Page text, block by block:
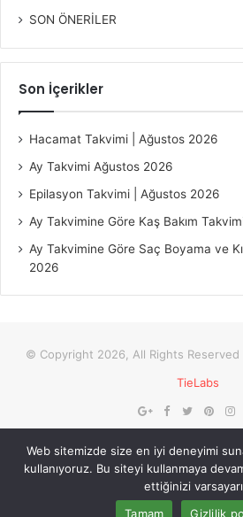
SON ÖNERİLER
Son İçerikler
Hacamat Takvimi | Ağustos 2026
Ay Takvimi Ağustos 2026
Epilasyon Takvimi | Ağustos 2026
Ay Takvimine Göre Kaş Bakım
Ay Takvimine Göre Saç Boyama ve
2026
© Copyright 2026, All Rights
TieLabs
Web sitemizde size en iyi deneyimi
kullanıyoruz. Bu siteyi kullanmaya
ettiğinizi
Tamam
Gizlilik